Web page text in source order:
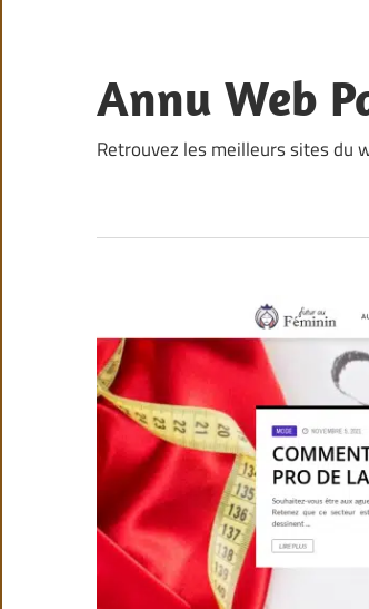
content
Annu Web
Retrouvez les meilleurs sites du